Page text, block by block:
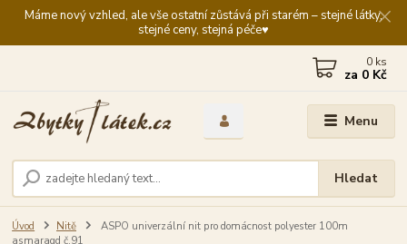
Máme nový vzhled, ale vše ostatní zůstává při starém – stejné látky,
stejné ceny, stejná péče♥️
Menu
Hledat
0 ks
za 0 Kč
Úvod Nitě
ASPO univerzální nit pro domácnost polyester 100m
asmaragd č.91